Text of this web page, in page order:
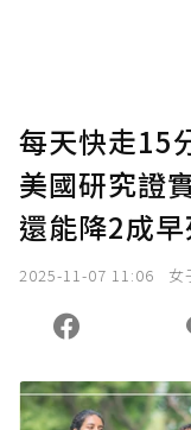
每天快走15
美國研究證
還能降2成
2025-11-07 11:06 女